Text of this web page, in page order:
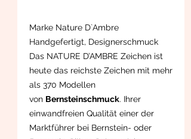
Marke Nature D`Ambre
Handgefertigt, Designerschmuck
Das NATURE D’AMBRE Zeichen ist
heute das reichste Zeichen mit mehr
als 370 Modellen
von Bernsteinschmuck. Ihrer
einwandfreien Qualität einer der
Marktführer bei Bernstein- oder